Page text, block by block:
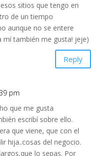
sitios que tengo en
de un tiempo
aunque no se entere
también me gusta! jeje)
Reply
pm
que me gusta
escribí sobre ello.
que viene, que con el
hija..cosas del negocio.
lo sepas. Por